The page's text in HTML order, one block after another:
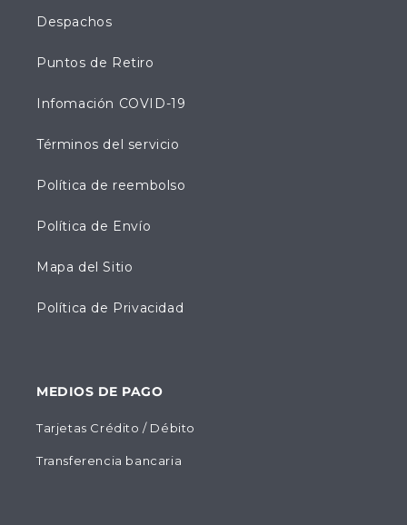
Despachos
Puntos de Retiro
Infomación COVID-19
Términos del servicio
Política de reembolso
Política de Envío
Mapa del Sitio
Política de Privacidad
MEDIOS DE PAGO
Tarjetas Crédito / Débito
Transferencia bancaria